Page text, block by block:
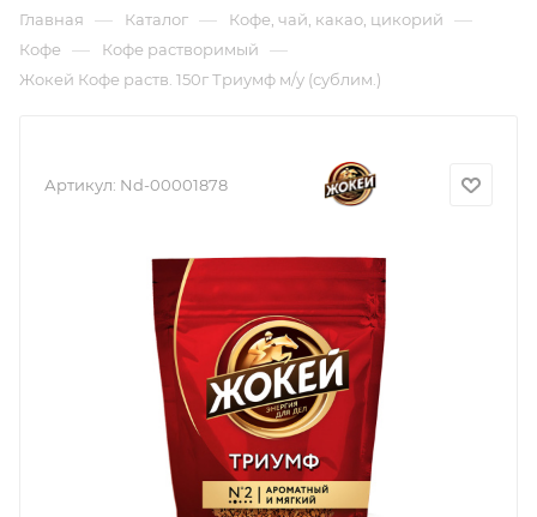
Главная — Каталог — Кофе, чай, какао, цикорий —
Кофе — Кофе растворимый —
Жокей Кофе раств. 150г Триумф м/у (сублим.)
Артикул: Nd-00001878